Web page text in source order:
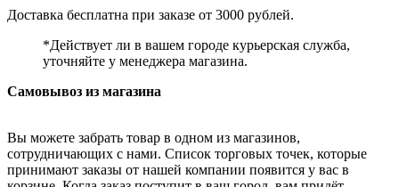
Доставка бесплатна при заказе от 3000 рублей.
*Действует ли в вашем городе курьерская служба,
уточняйте у менеджера магазина.
Самовывоз из магазина
Вы можете забрать товар в одном из магазинов,
сотрудничающих с нами. Список торговых точек, которые
принимают заказы от нашей компании появится у вас в